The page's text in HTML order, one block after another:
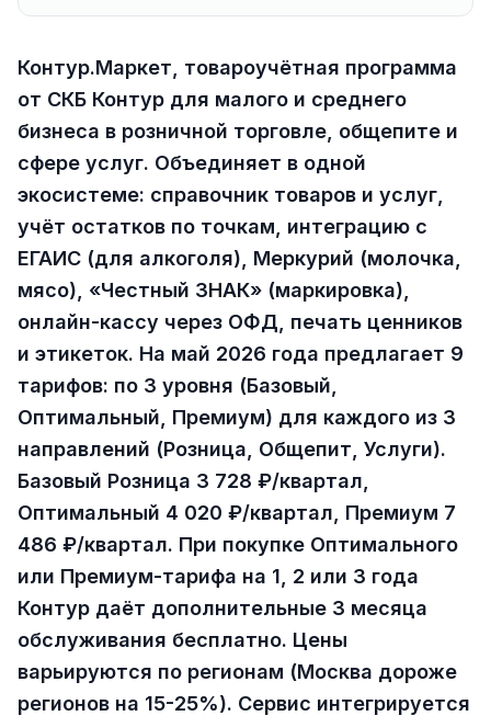
Контур.Маркет, товароучётная программа
от СКБ Контур для малого и среднего
бизнеса в розничной торговле, общепите и
сфере услуг. Объединяет в одной
экосистеме: справочник товаров и услуг,
учёт остатков по точкам, интеграцию с
ЕГАИС (для алкоголя), Меркурий (молочка,
мясо), «Честный ЗНАК» (маркировка),
онлайн-кассу через ОФД, печать ценников
и этикеток. На май 2026 года предлагает 9
тарифов: по 3 уровня (Базовый,
Оптимальный, Премиум) для каждого из 3
направлений (Розница, Общепит, Услуги).
Базовый Розница 3 728 ₽/квартал,
Оптимальный 4 020 ₽/квартал, Премиум 7
486 ₽/квартал. При покупке Оптимального
или Премиум-тарифа на 1, 2 или 3 года
Контур даёт дополнительные 3 месяца
обслуживания бесплатно. Цены
варьируются по регионам (Москва дороже
регионов на 15-25%). Сервис интегрируется